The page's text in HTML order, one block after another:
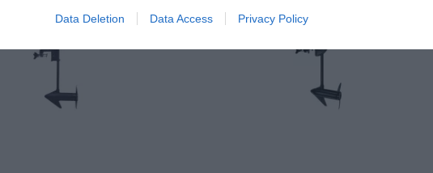
Data Deletion Data Access Privacy Policy